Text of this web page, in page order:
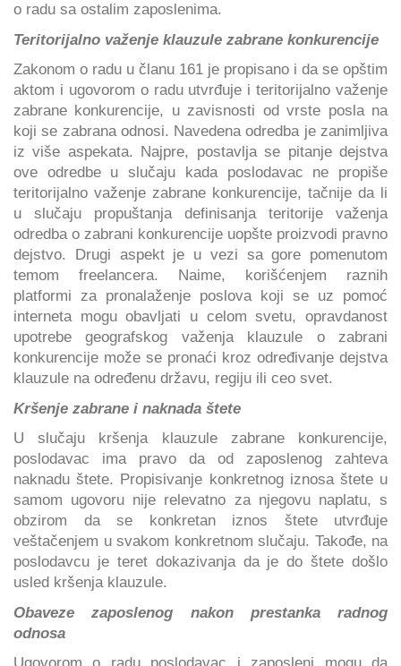
o radu sa ostalim zaposlenima.
Teritorijalno važenje klauzule zabrane konkurencije
Zakonom o radu u članu 161 je propisano i da se opštim
aktom i ugovorom o radu utvrđuje i teritorijalno važenje
zabrane konkurencije, u zavisnosti od vrste posla na
koji se zabrana odnosi. Navedena odredba je zanimljiva
iz više aspekata. Najpre, postavlja se pitanje dejstva
ove odredbe u slučaju kada poslodavac ne propiše
teritorijalno važenje zabrane konkurencije, tačnije da li
u slučaju propuštanja definisanja teritorije važenja
odredba o zabrani konkurencije uopšte proizvodi pravno
dejstvo. Drugi aspekt je u vezi sa gore pomenutom
temom freelancera. Naime, korišćenjem raznih
platformi za pronalaženje poslova koji se uz pomoć
interneta mogu obavljati u celom svetu, opravdanost
upotrebe geografskog važenja klauzule o zabrani
konkurencije može se pronaći kroz određivanje dejstva
klauzule na određenu državu, regiju ili ceo svet.
Kršenje zabrane i naknada štete
U slučaju kršenja klauzule zabrane konkurencije,
poslodavac ima pravo da od zaposlenog zahteva
naknadu štete. Propisivanje konkretnog iznosa štete u
samom ugovoru nije relevatno za njegovu naplatu, s
obzirom da se konkretan iznos štete utvrđuje
veštačenjem u svakom konkretnom slučaju. Takođe, na
poslodavcu je teret dokazivanja da je do štete došlo
usled kršenja klauzule.
Obaveze zaposlenog nakon prestanka radnog
odnosa
Ugovorom o radu poslodavac i zaposleni mogu da